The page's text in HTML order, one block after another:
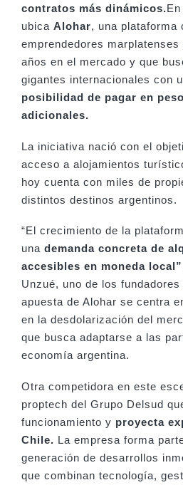
contratos más dinámicos.
ubica Alohar, una plataforma
emprendedores
años en el mercado y que
gigantes internacionales con
posibilidad de pagar en
adicionales.
La iniciativa nació con el
acceso a alojamientos
hoy cuenta con miles de
distintos destinos argentinos.
“El crecimiento de la
una demanda concreta de
accesibles en moneda
Unzué, uno de los
apuesta de Alohar se centra
en la desdolarización del
que busca adaptarse a las
economía argentina.
Otra competidora en este
proptech del Grupo Delsud
funcionamiento y proyecta
Chile. La empresa forma
generación de desarrollos
que combinan tecnología,